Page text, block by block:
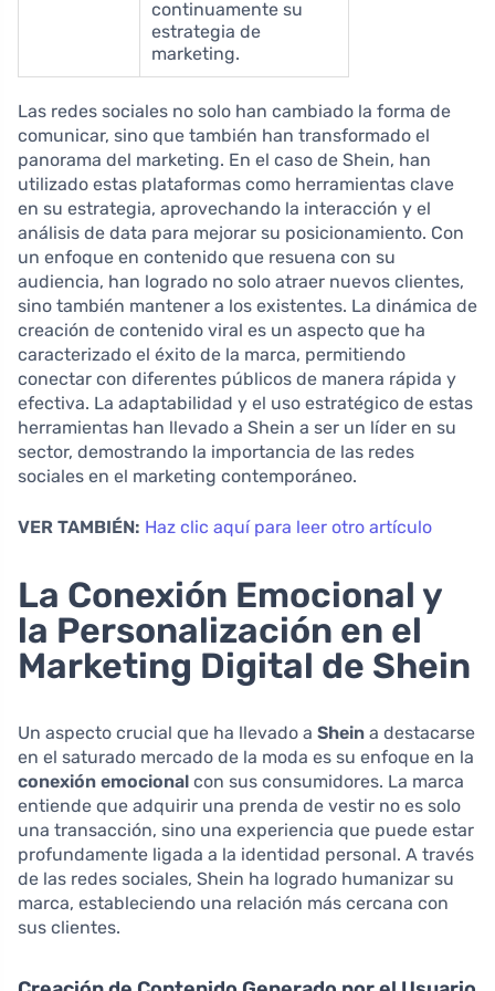
continuamente su
estrategia de
marketing.
Las redes sociales no solo han cambiado la forma de
comunicar, sino que también han transformado el
panorama del marketing. En el caso de Shein, han
utilizado estas plataformas como herramientas clave
en su estrategia, aprovechando la interacción y el
análisis de data para mejorar su posicionamiento. Con
un enfoque en contenido que resuena con su
audiencia, han logrado no solo atraer nuevos clientes,
sino también mantener a los existentes. La dinámica de
creación de contenido viral es un aspecto que ha
caracterizado el éxito de la marca, permitiendo
conectar con diferentes públicos de manera rápida y
efectiva. La adaptabilidad y el uso estratégico de estas
herramientas han llevado a Shein a ser un líder en su
sector, demostrando la importancia de las redes
sociales en el marketing contemporáneo.
VER TAMBIÉN: Haz clic aquí para leer otro artículo
La Conexión Emocional y
la Personalización en el
Marketing Digital de Shein
Un aspecto crucial que ha llevado a Shein a destacarse
en el saturado mercado de la moda es su enfoque en la
conexión emocional con sus consumidores. La marca
entiende que adquirir una prenda de vestir no es solo
una transacción, sino una experiencia que puede estar
profundamente ligada a la identidad personal. A través
de las redes sociales, Shein ha logrado humanizar su
marca, estableciendo una relación más cercana con
sus clientes.